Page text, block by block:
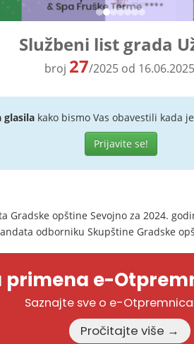
Službeni list grada
broj 27/2025 od
glasilakako bismo Vas obavestili kada
Prijavite se!
Gradske opštine Sevojno za 2024.
odborniku Skupštine Gradske
e-
Saznajte sve o e-
Pročitajte više →